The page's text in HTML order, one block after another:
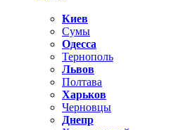
Киев
Сумы
Одесса
Тернополь
Львов
Полтава
Харьков
Черновцы
Днепр